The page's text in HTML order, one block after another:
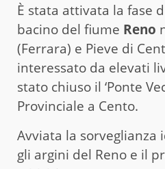
È stata attivata la fase
bacino del fiume Reno
(Ferrara) e Pieve di
interessato da elevati
stato chiuso il ‘Ponte
Provinciale a Cento.
Avviata la
gli argini del Reno e il